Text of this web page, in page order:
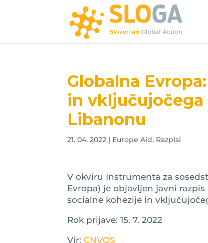
Globalna
in vključujočega
Libanonu
21. 04. 2022 | Europe Aid, Razpisi
V okviru Instrumenta za
Evropa) je objavljen javni
socialne kohezije in
Rok prijave: 15. 7. 2022
Vir:CNVOS